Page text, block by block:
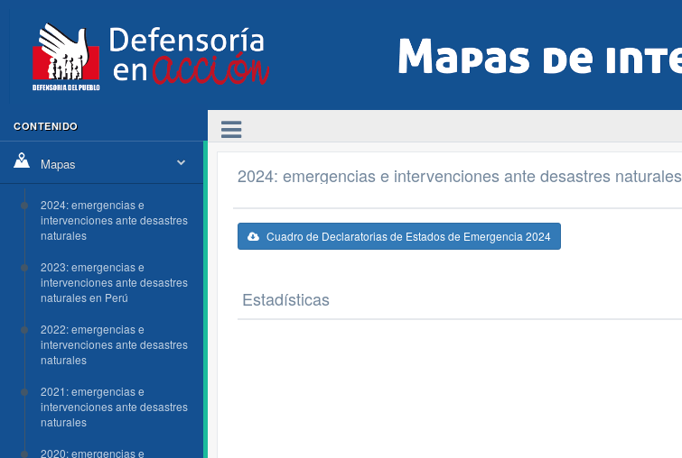
CONTENIDO
Mapas
2024: emergencias e
intervenciones ante desastres
naturales
2023: emergencias e
intervenciones ante desastres
naturales en Perú
2022: emergencias e
intervenciones ante desastres
naturales
2021: emergencias e
intervenciones ante desastres
naturales
2020: emergencias e
2024: emergencias e intervenciones ante desastres naturales
Cuadro de Declaratorias de Estados de Emergencia 2024
Estadísticas